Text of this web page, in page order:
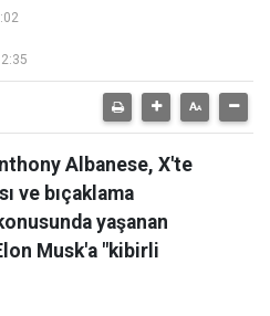
Albanese, X'te
ve bıçaklama
yaşanan
Musk'a "kibirli